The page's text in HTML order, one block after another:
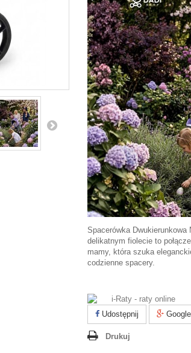
Spacerówka Dwukierunkowa
delikatnym fiolecie to
mamy, która szuka
codzienne spacery.
Udostępnij
Drukuj